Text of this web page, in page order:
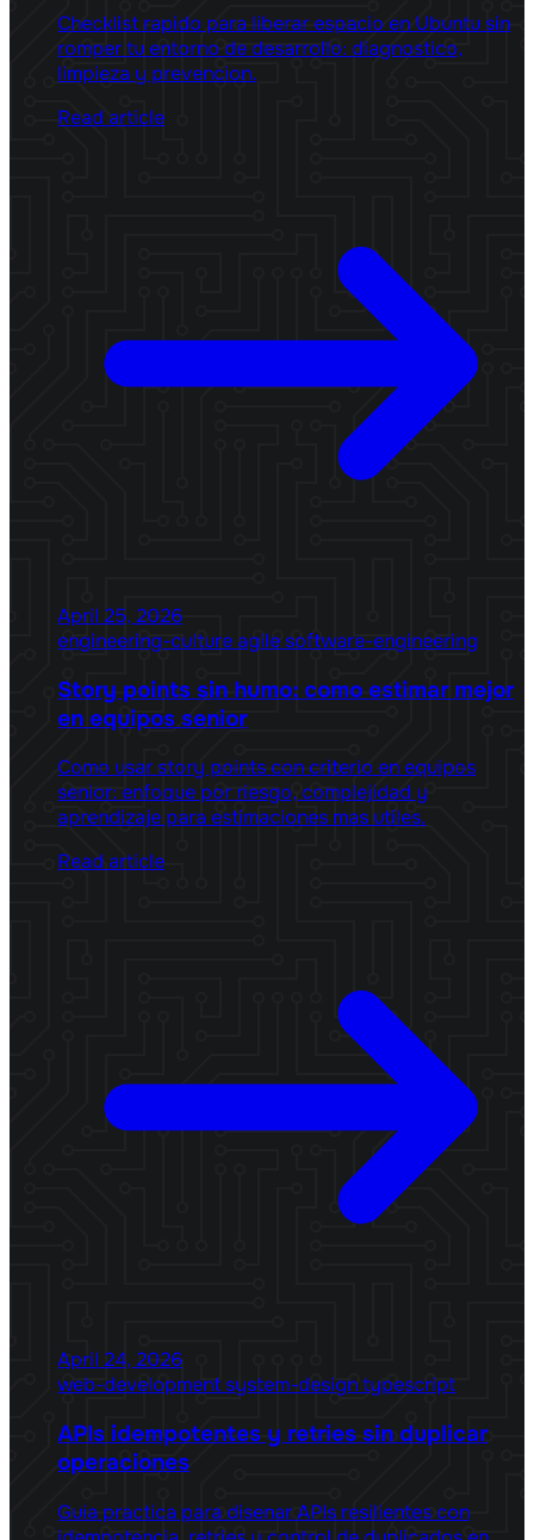
Checklist rapido para liberar espacio en Ubuntu sin
romper tu entorno de desarrollo: diagnostico,
limpieza y prevencion.
Read article
April 25, 2026
engineering-cultureagile software-engineering
Story points sin humo: como estimar mejor
en equipos senior
Como usar story points con criterio en equipos
senior: enfoque por riesgo, complejidad y
aprendizaje para estimaciones mas utiles.
Read article
April 24, 2026
web-development system-designtypescript
APIs idempotentes y retries sin duplicar
operaciones
Guia practica para disenar APIs resilientes con